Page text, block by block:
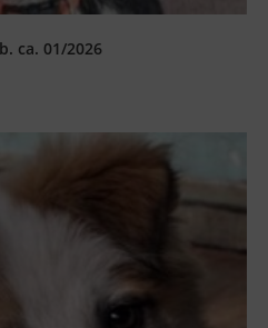
ca. 01/2026